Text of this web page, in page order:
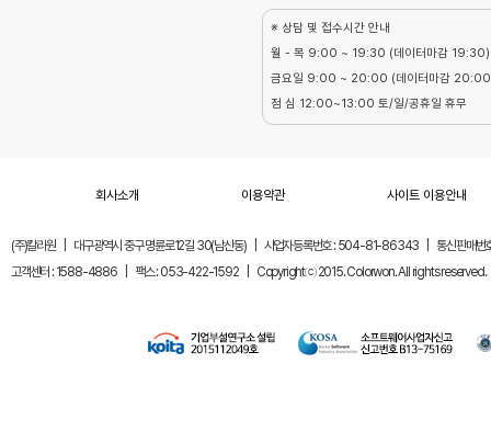
※ 상담 및 접수시간 안내
월 - 목 9:00 ~ 19:30 (데이터마감 19:30)
금요일 9:00 ~ 20:00 (데이터마감
점 심 12:00~13:00 토/일/공휴일 휴무
회사소개 이용약관 사이트 이용안내
(주)칼라원| 대구광역시 중구 명륜로12길 30(남산동)| 사업자등록번호 : 504-81-86343
통신판매
고객센터 : 1588-4886| 팩스 : 053-422-1592| Copyrightⓒ 2015. Colorwon. All rights reserved.